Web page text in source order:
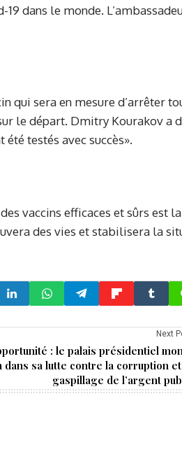
dans le monde.
qui sera en mesure d’arrêter
le départ. Dmitry Kourakov a
testés avec succès».
vaccins efficaces et sûrs est
des vies et stabilisera la
Next
: le palais présidentiel
dans sa lutte contre la corruption
gaspillage de l’argent